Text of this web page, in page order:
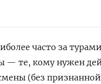
часто за
— те, кому нужен
(без